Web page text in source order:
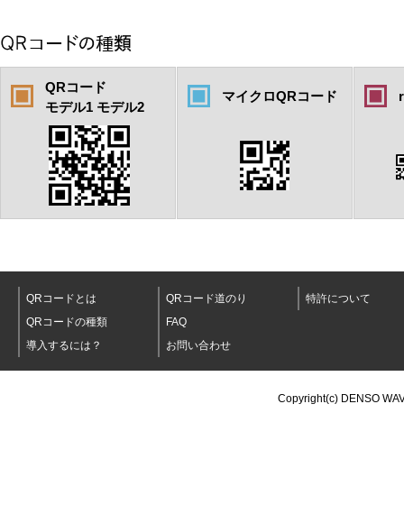
QRコード
モデル1 モデル2
マイクロQRコード
QRコードとは
QRコードの種類
導入するには？
QRコード道のり
FAQ
お問い合わせ
特許について
Copyright(c) DENSO